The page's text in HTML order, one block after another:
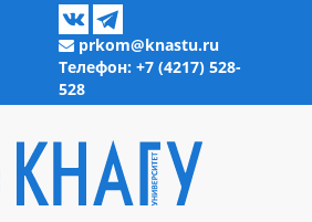
prkom@knastu.ru
Телефон: +7 (4217) 528-
528